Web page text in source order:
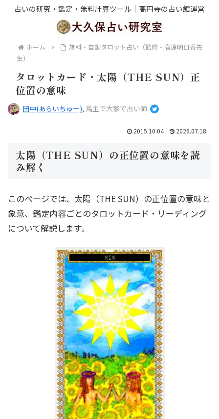
占いの研究・鑑定・無料計算ツール｜高円寺の占い館運営
ホーム
無料・自動タロット占い（監修・高遠明日香先
生）
タロットカード・太陽（THE SUN）正
位置の意味
田中(あらいちゅー), 馬主で大家で占い師
2015.10.04 2026.07.18
太陽（THE SUN）の正位置の意味を読
み解く
このページでは、太陽（THE SUN）の正位置の意味と
象意、鑑定内容ごとのタロットカード・リーディング
について解説します。